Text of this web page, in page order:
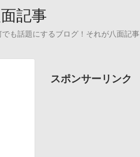
記事
も話題にするブログ！それが八面記事
スポンサーリンク